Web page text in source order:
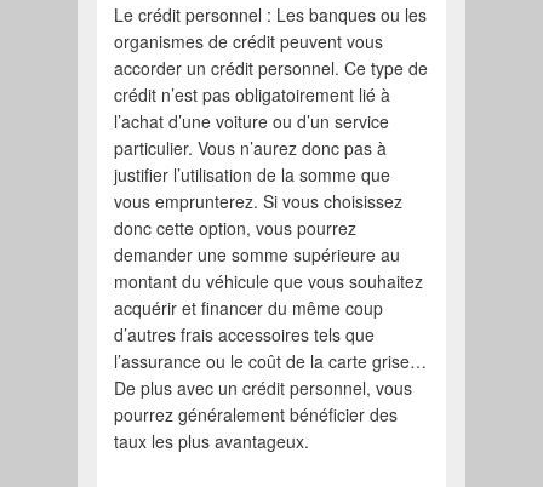
Le crédit personnel : Les banques ou les
organismes de crédit peuvent vous
accorder un crédit personnel. Ce type de
crédit n’est pas obligatoirement lié à
l’achat d’une voiture ou d’un service
particulier. Vous n’aurez donc pas à
justifier l’utilisation de la somme que
vous emprunterez. Si vous choisissez
donc cette option, vous pourrez
demander une somme supérieure au
montant du véhicule que vous souhaitez
acquérir et financer du même coup
d’autres frais accessoires tels que
l’assurance ou le coût de la carte grise…
De plus avec un crédit personnel, vous
pourrez généralement bénéficier des
taux les plus avantageux.